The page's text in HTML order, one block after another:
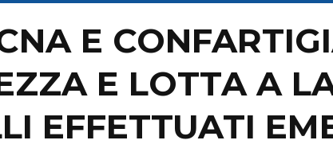
E
E LOTTA A
EFFETTUATI